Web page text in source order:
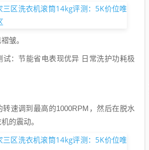
皱。
试：节能省电表现优异 日常洗护功耗极
速调到最高的1000RPM，然后在脱水
的震动。